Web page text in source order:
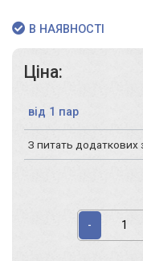
В НАЯВНОСТІ
Ціна:
від 1 пар
З питать
-